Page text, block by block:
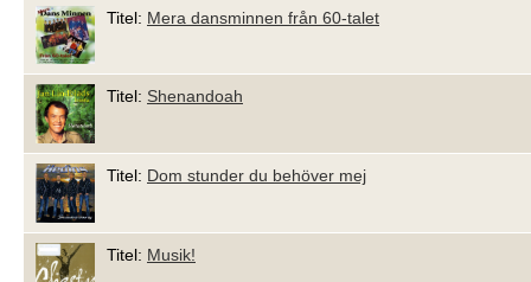
Titel: Mera dansminnen från 60-talet
Titel: Shenandoah
Titel: Dom stunder du behöver mej
Titel: Musik!